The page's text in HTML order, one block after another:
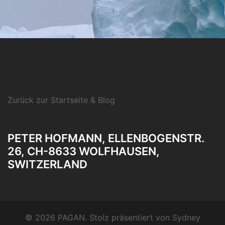
Zurück zur Startseite & Blog
PETER HOFMANN, ELLENBOGENSTR.
26, CH-8633 WOLFHAUSEN,
SWITZERLAND
© 2026 PAGAN. Stolz präsentiert von Sydney